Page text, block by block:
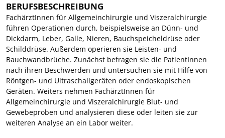
BERUFSBESCHREIBUNG
FachärztInnen für Allgemeinchirurgie und Viszeralchirurgie
führen Operationen durch, beispielsweise an Dünn- und
Dickdarm, Leber, Galle, Nieren, Bauchspeicheldrüse oder
Schilddrüse. Außerdem operieren sie Leisten- und
Bauchwandbrüche. Zunächst befragen sie die PatientInnen
nach ihren Beschwerden und untersuchen sie mit Hilfe von
Röntgen- und Ultraschallgeräten oder endoskopischen
Geräten. Weiters nehmen FachärztInnen für
Allgemeinchirurgie und Viszeralchirurgie Blut- und
Gewebeproben und analysieren diese oder leiten sie zur
weiteren Analyse an ein Labor weiter.